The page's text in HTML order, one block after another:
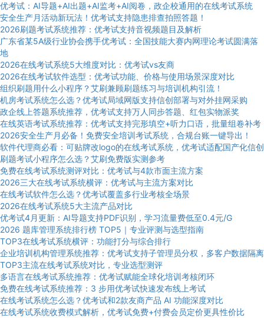
优考试：AI导题+AI出题+AI监考+AI阅卷，政企校通用的在线考试系统
安全生产月活动新玩法！优考试支持隐患排查拍照答题！
2026刷题考试系统推荐：优考试支持音视频题目及解析
广东省某5A级行业协会携手优考试：全国技能大赛内网理论考试圆满落
地
2026在线考试系统5大维度对比：优考试vs友商
2026在线考试软件选型：优考试功能、价格与使用场景深度对比
组织刷题用什么小程序？艾刷兼顾刷题练习与培训机构引流！
机房考试系统怎么选？优考试局域网版支持信创部署与对外挂网采购
政企线上答题系统推荐，优考试支持万人同步答题、红包实物派奖
在线英语考试系统推荐：优考试支持完形填空+听力口语，批量组卷补考
2026安全生产月必备！免费安全培训考试系统，合规台账一键导出！
软件代理商必看：可贴牌改logo的在线考试系统，优考试适配国产化信创
刷题考试小程序怎么选？艾刷免费版实测参考
免费在线考试系统测评对比：优考试与4款市面主流方案
2026三大在线考试系统横评：优考试与主流方案对比
在线考试软件怎么选？优考试覆盖多行业考核全场景
2026在线考试系统5大主流产品对比
优考试4月更新：AI导题支持PDF识别，学习流量费低至0.4元/G
2026 题库管理系统排行榜 TOP5｜专业评测与选型指南
TOP3在线考试系统横评：功能打分与综合排行
企业培训机构管理系统推荐：优考试支持子管理员分权，多客户数据隔离
TOP3主流在线考试系统对比，专业选型测评
多语言在线考试系统推荐：优考试赋能全球化培训考核闭环
免费在线考试系统推荐：3 步用优考试快速发布线上考试
在线考试系统怎么选？优考试和2款友商产品 AI 功能深度对比
在线考试系统收费模式解析，优考试免费+付费会员定价更具性价比